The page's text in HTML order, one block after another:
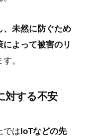
、未然に防ぐため
よって被害のリ
。
対する不安
では IoTなどの先